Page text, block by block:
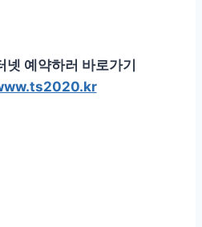
넷 예약하러 바로가기